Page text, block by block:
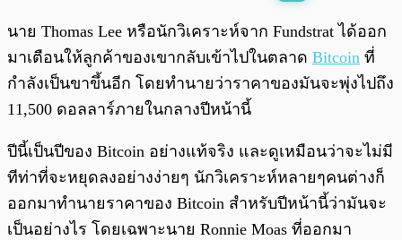
/0:00
นาย Thomas Lee หรือนักวิเคราะห์จาก Fundstrat ได้ออก
มาเตือนให้ลูกค้าของเขากลับเข้าไปในตลาด Bitcoin ที่
กำลังเป็นขาขึ้นอีก โดยทำนายว่าราคาของมันจะพุ่งไปถึง
11,500 ดอลลาร์ภายในกลางปีหน้านี้
ปีนี้เป็นปีของ Bitcoin อย่างแท้จริง และดูเหมือนว่าจะไม่มี
ทีท่าที่จะหยุดลงอย่างง่ายๆ นักวิเคราะห์หลายๆคนต่างก็
ออกมาทำนายราคาของ Bitcoin สำหรับปีหน้านี้ว่ามันจะ
เป็นอย่างไร โดยเฉพาะนาย Ronnie Moas ที่ออกมา